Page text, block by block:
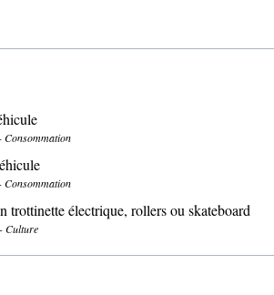
Consommation
Consommation
trottinette électrique, rollers ou skateboard
Culture